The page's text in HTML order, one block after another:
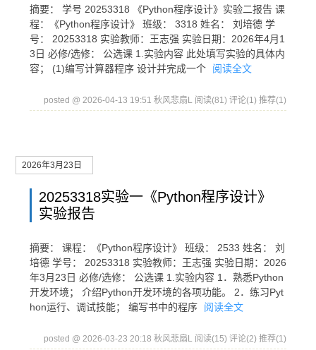
摘要： 学号 20253318 《Python程序设计》实验二报告 课
程：《Python程序设计》 班级： 3318 姓名： 刘培德 学
号： 20253318 实验教师：王志强 实验日期：2026年4月1
3日 必修/选修： 公选课 1.实验内容 此处填写实验的具体内
容； (1)编写计算器程序 设计并完成一个
阅读全文
posted @ 2026-04-13 19:51 秋风悲扇L 阅读(81) 评论(1) 推荐(1)
2026年3月23日
20253318实验一《Python程序设计》
实验报告
摘要： 课程：《Python程序设计》 班级： 2533 姓名： 刘
培德 学号： 20253318 实验教师：王志强 实验日期：2026
年3月23日 必修/选修： 公选课 1.实验内容 1．熟悉Python
开发环境； 介绍Python开发环境的各项功能。 2．练习Pyt
hon运行、调试技能； 编写书中的程序
阅读全文
posted @ 2026-03-23 20:18 秋风悲扇L 阅读(15) 评论(2) 推荐(1)